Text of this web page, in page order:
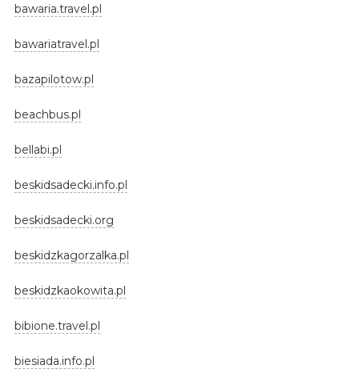
bawaria.travel.pl
bawariatravel.pl
bazapilotow.pl
beachbus.pl
bellabi.pl
beskidsadecki.info.pl
beskidsadecki.org
beskidzkagorzalka.pl
beskidzkaokowita.pl
bibione.travel.pl
biesiada.info.pl